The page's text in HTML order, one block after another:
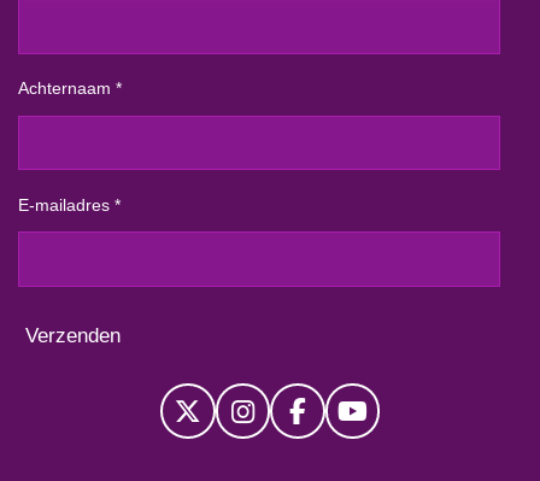
Achternaam *
E-mailadres *
Verzenden
X
I
n
F
a
Y
o